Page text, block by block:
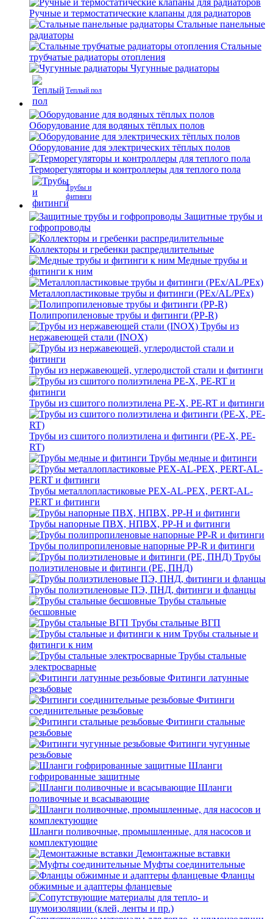
Ручные и термостатические клапаны для радиаторов
Стальные панельные
радиаторы
Стальные
трубчатые радиаторы отопления
Чугунные радиаторы
Теплый пол
Оборудование для водяных тёплых полов
Оборудование для электрических тёплых полов
Терморегуляторы и контроллеры для теплого пола
Трубы и
фитинги
Защитные трубы и
гофропроводы
Коллекторы и гребенки распредилительные
Медные трубы и
фитинги к ним
Металлопластиковые трубы и фитинги (PEx/AL/PEx)
Полипропиленовые трубы и фитинги (PP-R)
Трубы из
нержавеющей стали (INOX)
Трубы из нержавеющей, углеродистой стали и фитинги
Трубы из сшитого полиэтилена PE-X, PE-RT и фитинги
Трубы из сшитого полиэтилена и фитинги (PE-X, PE-
RT)
Трубы медные и фитинги
Трубы металлопластиковые PEX-AL-PEX, PERT-AL-
PERT и фитинги
Трубы напорные ПВХ, НПВХ, PP-H и фитинги
Трубы полипропиленовые напорные PP-R и фитинги
Трубы
полиэтиленовые и фитинги (PE, ПНД)
Трубы полиэтиленовые ПЭ, ПНД, фитинги и фланцы
Трубы стальные
бесшовные
Трубы стальные ВГП
Трубы стальные и
фитинги к ним
Трубы стальные
электросварные
Фитинги латунные
резьбовые
Фитинги
соединительные резьбовые
Фитинги стальные
резьбовые
Фитинги чугунные
резьбовые
Шланги
гофрированные защитные
Шланги
поливочные и всасывающие
Шланги поливочные, промышленные, для насосов и
комплектующие
Демонтажные вставки
Муфты соединительные
Фланцы
обжимные и адаптеры фланцевые